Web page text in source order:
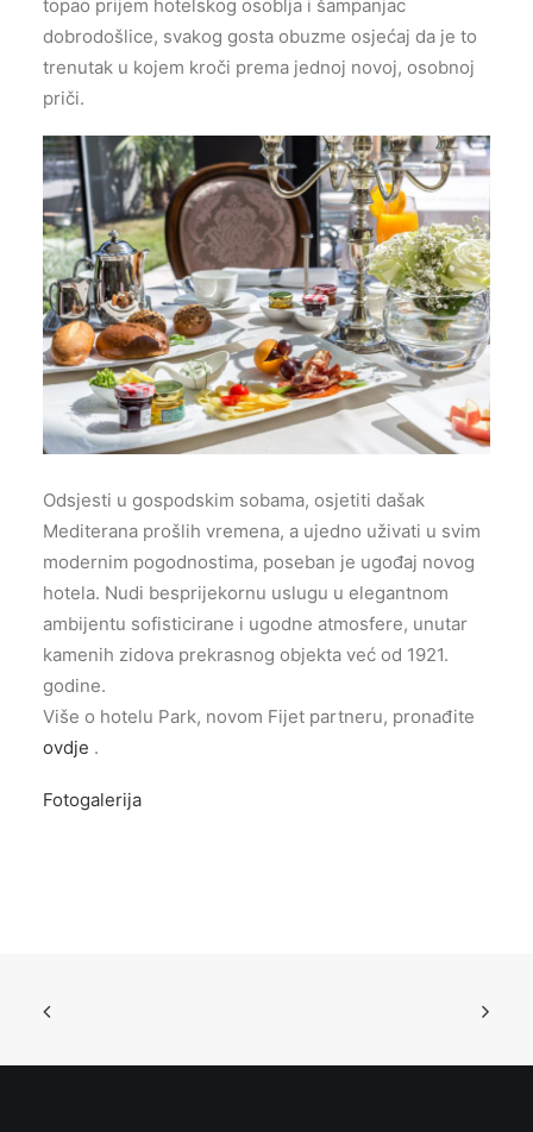
topao prijem hotelskog osoblja i šampanjac
dobrodošlice, svakog gosta obuzme osjećaj da je to
trenutak u kojem kroči prema jednoj novoj, osobnoj
priči.
Odsjesti u gospodskim sobama, osjetiti dašak
Mediterana prošlih vremena, a ujedno uživati u svim
modernim pogodnostima, poseban je ugođaj novog
hotela. Nudi besprijekornu uslugu u elegantnom
ambijentu sofisticirane i ugodne atmosfere, unutar
kamenih zidova prekrasnog objekta već od 1921.
godine.
Više o hotelu Park, novom Fijet partneru, pronađite
ovdje .
Fotogalerija